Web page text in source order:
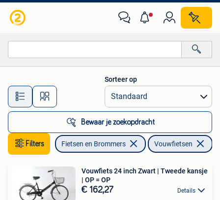
Alle afstanden…
Sorteer op
Bewaar je zoekopdracht
Filters Fietsen en Brommers Vouwfietsen
Vouwfiets 24 inch Zwart | Tweede kansje
| OP = OP
€ 162,27 Details